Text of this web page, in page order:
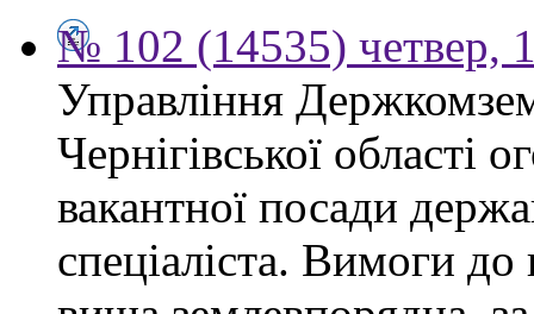
№ 102 (14535) четвер,
Управління
Чернігівської області
вакантної посади
спеціаліста. Вимоги до